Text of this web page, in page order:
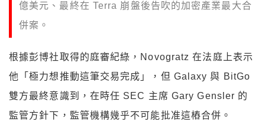
億美元、最終在 Terra 崩盤後告吹的加密產業最大合
併案。
根據彭博社取得的庭審紀綠，Novogratz 在法庭上表示
他「極力想推動這筆交易完成」，但 Galaxy 與 BitGo
雙方最終意識到，在時任 SEC 主席 Gary Gensler 的
監管方針下，監管機構幾乎不可能批准這樁合併。